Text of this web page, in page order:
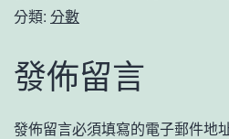
分類: 分數
發佈留言
發佈留言必須填寫的電子郵件地